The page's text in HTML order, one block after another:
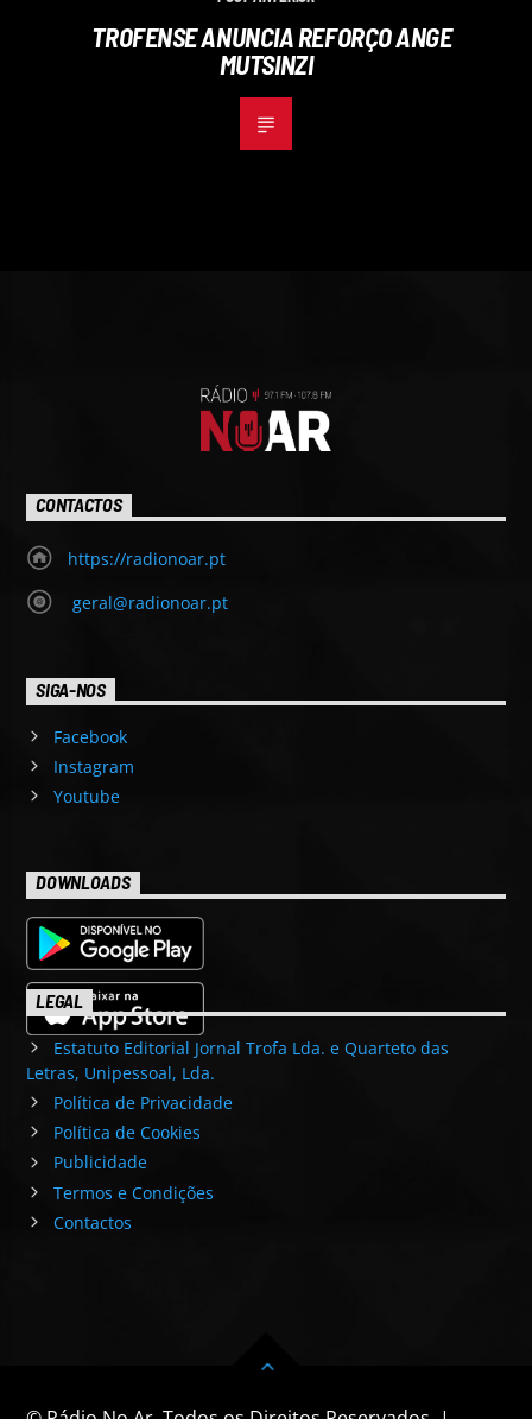
TROFENSE ANUNCIA REFORÇO ANGE
MUTSINZI
CONTACTOS
https://radionoar.pt
geral@radionoar.pt
SIGA-NOS
Facebook
Instagram
Youtube
DOWNLOADS
LEGAL
Estatuto Editorial Jornal Trofa Lda. e Quarteto das
Letras, Unipessoal, Lda.
Política de Privacidade
Política de Cookies
Publicidade
Termos e Condições
Contactos